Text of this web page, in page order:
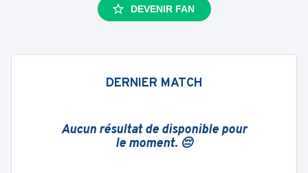
DEVENIR FAN
DERNIER MATCH
Aucun résultat de disponible pour
le moment. 😔